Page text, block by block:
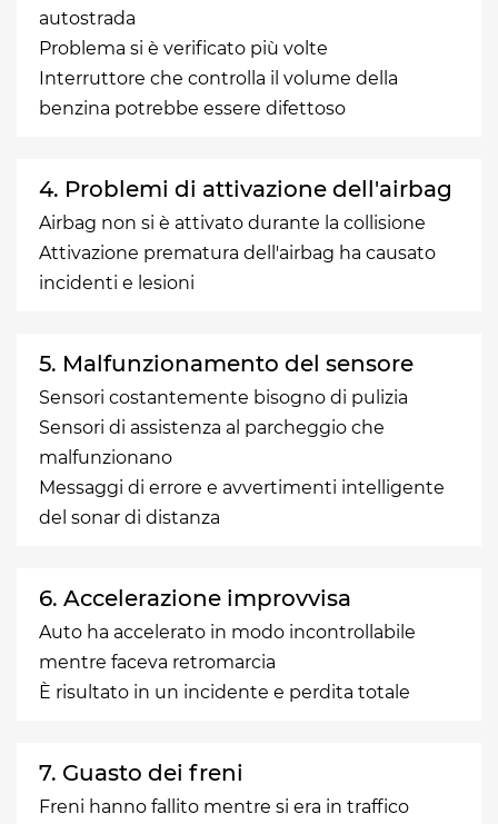
autostrada
Problema si è verificato più volte
Interruttore che controlla il volume della
benzina potrebbe essere difettoso
4. Problemi di attivazione dell'airbag
Airbag non si è attivato durante la collisione
Attivazione prematura dell'airbag ha causato
incidenti e lesioni
5. Malfunzionamento del sensore
Sensori costantemente bisogno di pulizia
Sensori di assistenza al parcheggio che
malfunzionano
Messaggi di errore e avvertimenti intelligente
del sonar di distanza
6. Accelerazione improvvisa
Auto ha accelerato in modo incontrollabile
mentre faceva retromarcia
È risultato in un incidente e perdita totale
7. Guasto dei freni
Freni hanno fallito mentre si era in traffico